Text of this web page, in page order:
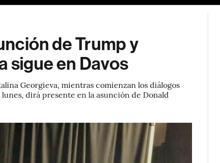
de Trump y
sigue en Davos
Georgieva, mientras comienzan los diálogos
dirá presente en la asunción de Donald